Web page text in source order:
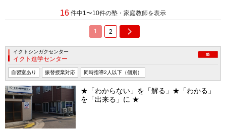
16 件中1〜10件の塾・家庭教師を表示
1 2
イクトシンガクセンター
イクト進学センター
自習室あり 振替授業対応 同時指導2人以下（個別）
★「わからない」を「解る」★「わかる」
を「出来る」に ★